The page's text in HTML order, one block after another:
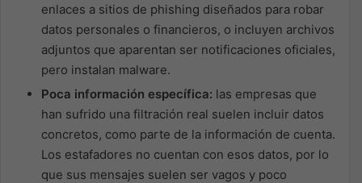
enlaces a sitios de phishing diseñados para robar
datos personales o financieros, o incluyen archivos
adjuntos que aparentan ser notificaciones oficiales,
pero instalan malware.
Poca información específica: las empresas que
han sufrido una filtración real suelen incluir datos
concretos, como parte de la información de cuenta.
Los estafadores no cuentan con esos datos, por lo
que sus mensajes suelen ser vagos y poco